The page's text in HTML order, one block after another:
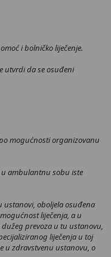
i bolničko liječenje.
utvrdi da se osuđeni
mogućnosti organizovanu
ambulantnu sobu iste
ustanovi, oboljela osuđena
liječenja, a u
prevoza u tu ustanovu,
liječenja u toj
u zdravstvenu ustanovu, o